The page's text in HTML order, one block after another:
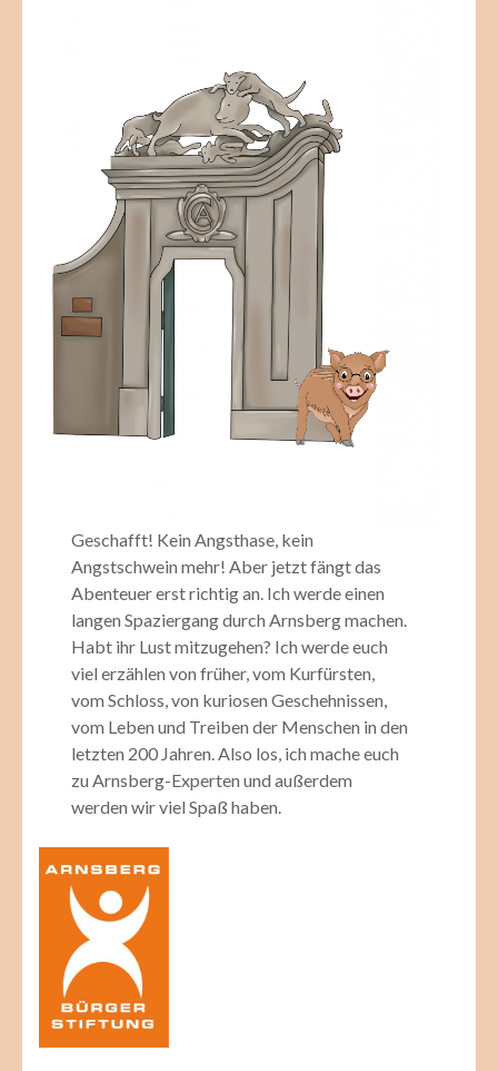
Geschafft! Kein Angsthase, kein
Angstschwein mehr! Aber jetzt fängt das
Abenteuer erst richtig an. Ich werde einen
langen Spaziergang durch Arnsberg machen.
Habt ihr Lust mitzugehen? Ich werde euch
viel erzählen von früher, vom Kurfürsten,
vom Schloss, von kuriosen Geschehnissen,
vom Leben und Treiben der Menschen in den
letzten 200 Jahren. Also los, ich mache euch
zu Arnsberg-Experten und außerdem
werden wir viel Spaß haben.